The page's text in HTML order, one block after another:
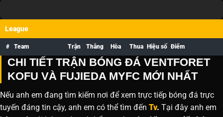
League
# Team Trận Thắng Hòa Thua Hiệu số Điểm
CHI TIẾT TRẬN BÓNG ĐÁ VENTFORET
KOFU VÀ FUJIEDA MYFC MỚI NHẤT
Nếu anh em đang tìm kiếm nơi để xem trực tiếp bóng đá trực
tuyến đáng tin cậy, anh em có thể tìm đến Tv. Tại đây anh em